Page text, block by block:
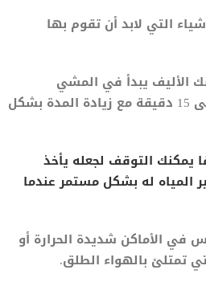
التي لابد أن تقوم بها
الأليف يبدأ في المشي
لمسافات قصيرة من 10 إلى 15 دقيقة مع زيادة المدة بشكل
يمكنك التوقف لجعله يأخذ
المياه له بشكل مستمر عندما
في الأماكن شديدة الحرارة أو
تمتلئ بالهواء الطلق.